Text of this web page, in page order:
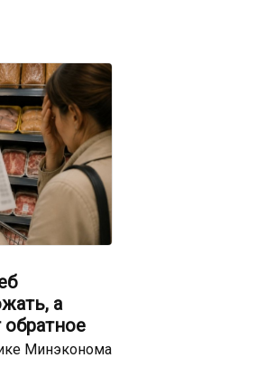
а
обратное
Минэконома